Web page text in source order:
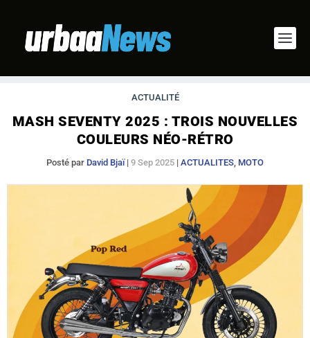
ACTUALITÉ
MASH SEVENTY 2025 : TROIS NOUVELLES
COULEURS NÉO-RÉTRO
Posté par David Bjaï| 9 Sep 2025 | ACTUALITES, MOTO